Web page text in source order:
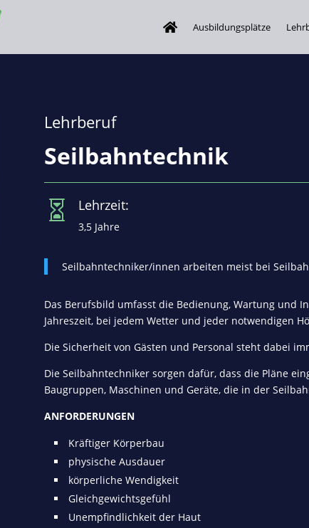
Ausbildungsplätze
Lehrberuf
Seilbahntechnik
 Lehrzeit:
3,5 Jahre
Seilbahntechniker/innen arbeiten meist bei
Das Berufsbild umfasst die Bedienung, Wartung und
Jahreszeit, bei jedem Wetter und jeder notwendigen
Die Sicherheit von Gästen und Personal steht dabei
Die Seilbahntechniker sorgen dafür, dass die Pläne
Baugruppen, Maschinen und Geräte, die in der
ANFORDERUNGEN
Kräftiger Körperbau
physische Ausdauer
körperliche Wendigkeit
Gleichgewichtsgefühl
Unempfindlichkeit der Haut